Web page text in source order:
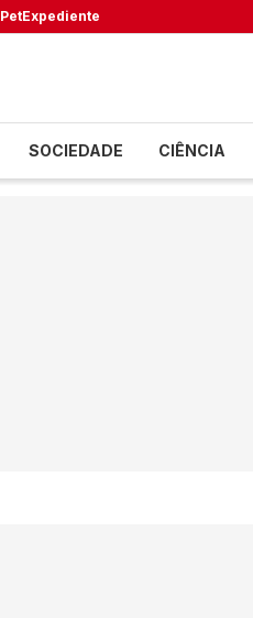
PetExpediente
SOCIEDADE CIÊNCIA